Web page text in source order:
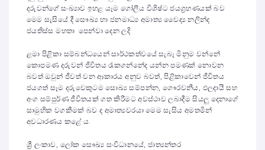
දරුවන්ගේ සංඛ්‍යාව ඉහළ යෑම ගෝලීය විශිෂ්ට ජයග්‍රහණයක් බව
මෙම සැසියේ දී සෞඛ්‍ය හා ජනමාධ්‍ය අමාත්‍ය වෛද්‍ය නලින්ද
ජයතිස්ස මහතා පෙන්වා දෙන ලදි
ළමා පිළිකා සම්බන්ධයෙන් සාර්ථකත්වයේ සැබෑ මිනුම වන්නේ
කොපමණ දරුවන් ජීවිතය රැකගන්නේද යන්න පමණක් නොවන
බවත් ඔවුන් ජීවත් වන ආකාරය අනුව බවත්, පිළිකාවෙන් ජීවිතය
ජයගත් සෑම දරුවෙකුටම සොඛ්‍ය සම්පන්න, ගෞරවනීය, ඵලදායී සහ
අංග සම්පුර්ණ ජීවිතයක් ගත කිරීමට අවස්ථාව ලබාදීම සියලු දෙනාගේ
සාමුහික වගකීමක් බව ද අමාත්‍යවරයා මෙම සැසිය අමතමින්
අවධාරණය කළේ ය.
ශ්‍රී ලංකාව, ලෝක සෞඛ්‍ය සංවිධානයේ, ජාත්‍යන්තර